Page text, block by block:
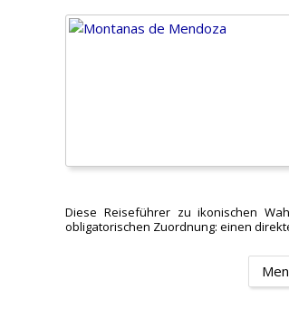
Diese Reiseführer zu ikonischen
obligatorischen Zuordnung: einen